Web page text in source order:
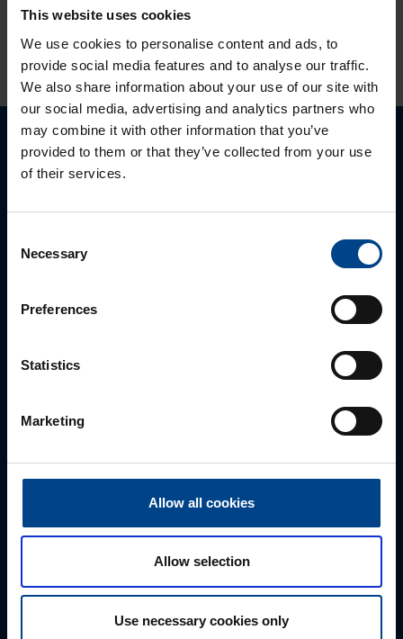
This website uses cookies
We use cookies to personalise content and ads, to
provide social media features and to analyse our traffic.
We also share information about your use of our site with
our social media, advertising and analytics partners who
may combine it with other information that you’ve
provided to them or that they’ve collected from your use
of their services.
Selection
Necessary
Preferences
Statistics
Marketing
Allow all cookies
Allow selection
Use necessary cookies only
HINNANGUD JA MÄRGISTUSED
Palun võtke meiega ühendust
mark.milvek@utugroup.com
Perekonnanimi*